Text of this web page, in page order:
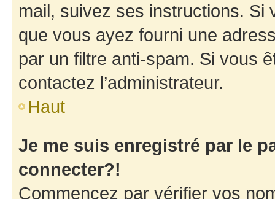
mail, suivez ses instructions. Si
que vous ayez fourni une
par un filtre anti-spam. Si vous
contactez l’administrateur.
Haut
Je me suis enregistré par le
connecter?!
Commencez par vérifier vos